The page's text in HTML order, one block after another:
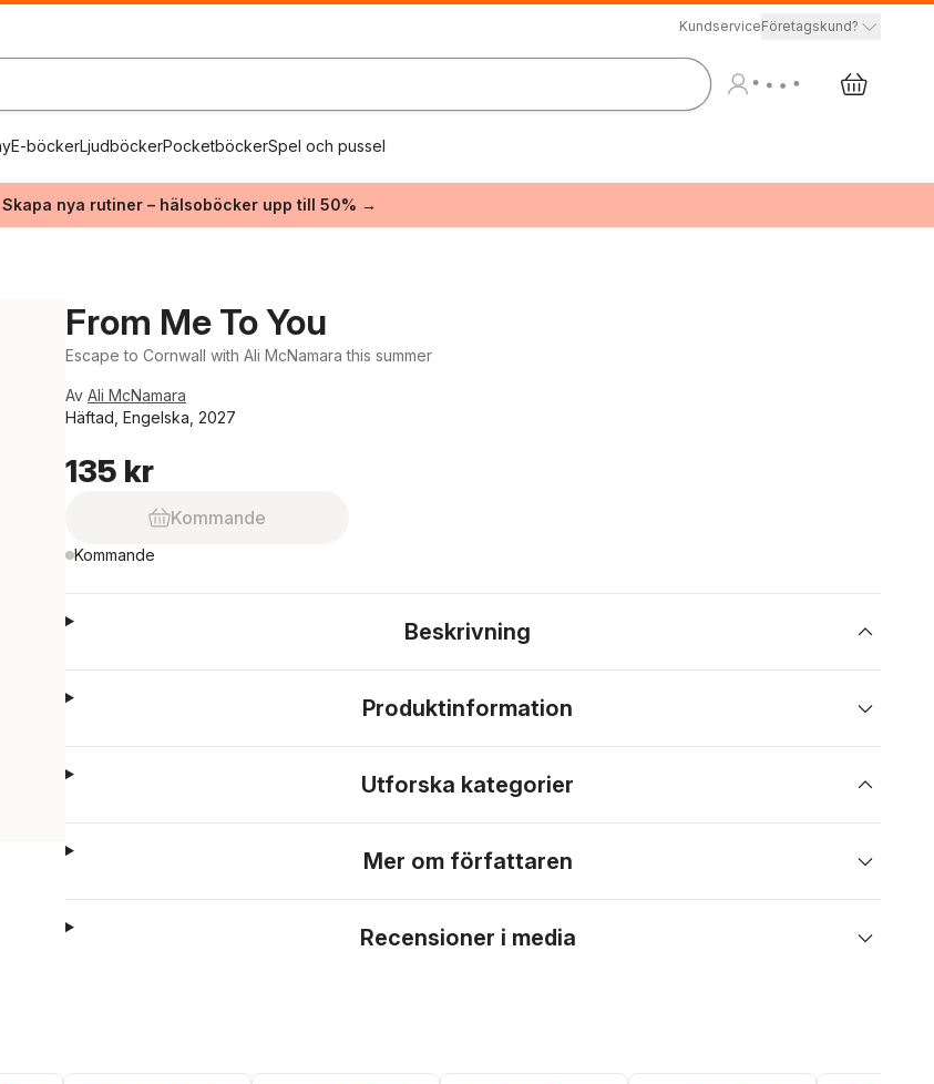
KundserviceFöretagskund?
E-böckerLjudböckerPocketböckerSpel och pussel
Skapa nya rutiner – hälsoböcker upp till 50% →
From Me To You
Escape to Cornwall with Ali McNamara this summer
Av Ali McNamara
Häftad, Engelska, 2027
135 kr
Kommande
Kommande
Beskrivning
Produktinformation
Utforska kategorier
Mer om författaren
Recensioner i media